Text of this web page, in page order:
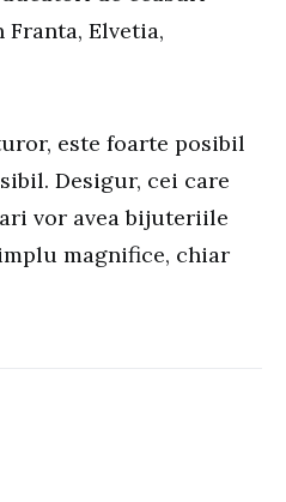
Franta, Elvetia,
este foarte posibil
Desigur, cei care
vor avea bijuteriile
magnifice, chiar